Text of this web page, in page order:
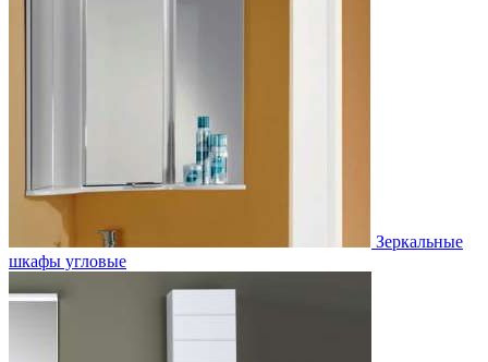
Зеркальные
шкафы угловые